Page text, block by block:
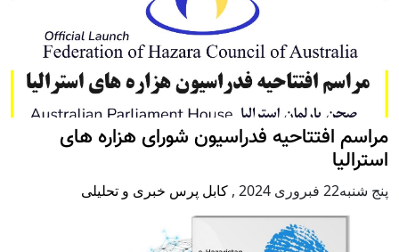
مراسم افتتاحیه فدراسیون شورای هزاره های
استرالیا
پنج شنبه22 فبروری 2024 , کابل پرس خبری و تحلیلی